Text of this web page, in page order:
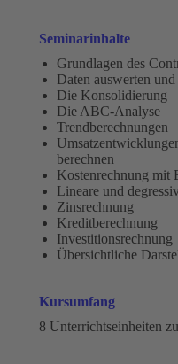
Seminarinhalte
Grundlagen des
Daten auswerten und
Die Konsolidierung
Die ABC-Analyse
Trendberechnungen
berechnen
Kostenrechnung mit
Lineare und
Zinsrechnung
Kreditberechnung
Investitionsrechnung
Übersichtliche
Kursumfang
8 Unterrichtseinheiten